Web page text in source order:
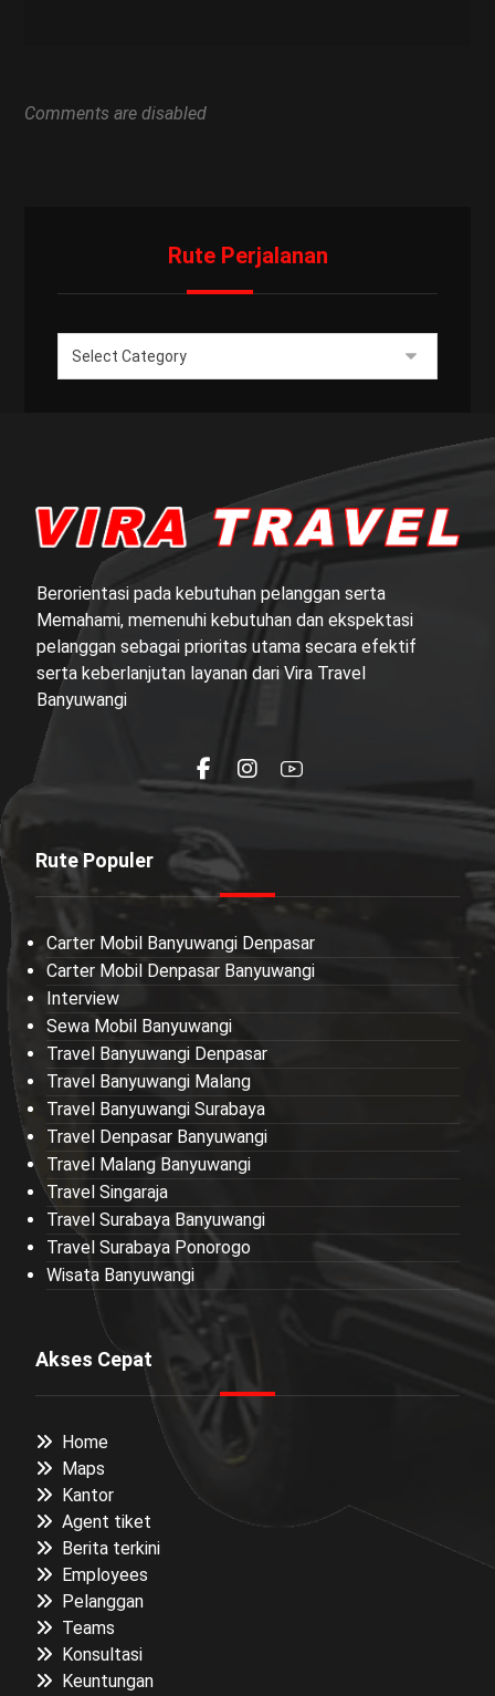
Comments are disabled
Rute Perjalanan
Berorientasi pada kebutuhan pelanggan serta
Memahami, memenuhi kebutuhan dan ekspektasi
pelanggan sebagai prioritas utama secara efektif
serta keberlanjutan layanan dari Vira Travel
Banyuwangi
Rute Populer
Carter Mobil Banyuwangi Denpasar
Carter Mobil Denpasar Banyuwangi
Interview
Sewa Mobil Banyuwangi
Travel Banyuwangi Denpasar
Travel Banyuwangi Malang
Travel Banyuwangi Surabaya
Travel Denpasar Banyuwangi
Travel Malang Banyuwangi
Travel Singaraja
Travel Surabaya Banyuwangi
Travel Surabaya Ponorogo
Wisata Banyuwangi
Akses Cepat
Home
Maps
Kantor
Agent tiket
Berita terkini
Employees
Pelanggan
Teams
Konsultasi
Keuntungan